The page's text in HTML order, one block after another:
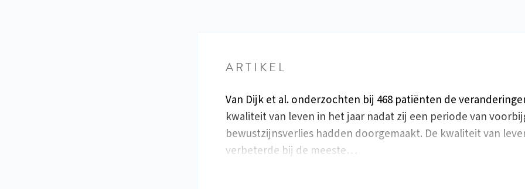
ARTIKEL
Van Dijk et al. onderzochten bij 468 patiënten de
kwaliteit van leven in het jaar nadat zij een periode van
bewustzijnsverlies hadden doorgemaakt. De kwaliteit van
verbeterde bij de meeste…